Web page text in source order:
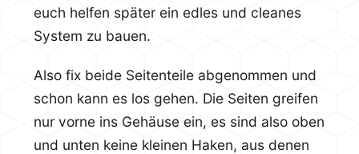
euch helfen später ein edles und cleanes
System zu bauen.
Also fix beide Seitenteile abgenommen und
schon kann es los gehen. Die Seiten greifen
nur vorne ins Gehäuse ein, es sind also oben
und unten keine kleinen Haken, aus denen